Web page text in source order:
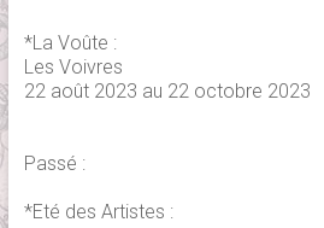
*La Voûte :
Les Voivres
22 août 2023 au 22 octobre 2023
Passé :
*Eté des Artistes :